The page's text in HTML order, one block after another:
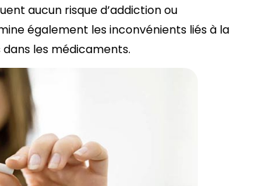
aucun risque d’addiction ou
également les inconvénients liés à la
les médicaments.